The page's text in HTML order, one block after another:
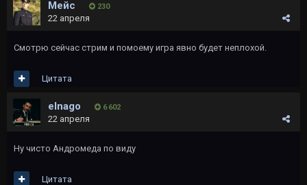
Мейс 230
22 апреля
Смотрю сейчас стрим и помоему игра явно будет неплохой.
Цитата
elnago 6 602
22 апреля
Ну чисто Андромеда по виду
Цитата